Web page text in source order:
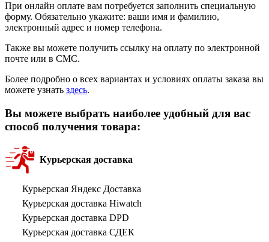
При онлайн оплате вам потребуется заполнить специальную
форму. Обязательно укажите: ваши имя и фамилию,
электронный адрес и номер телефона.
Также вы можете получить ссылку на оплату по электронной
почте или в СМС.
Более подробно о всех вариантах и условиях оплаты заказа вы
можете узнать здесь.
Вы можете выбрать наиболее удобный для вас
способ получения товара:
Курьерская доставка
Курьерская Яндекс Доставка
Курьерская доставка Hiwatch
Курьерская доставка DPD
Курьерская доставка СДЕК